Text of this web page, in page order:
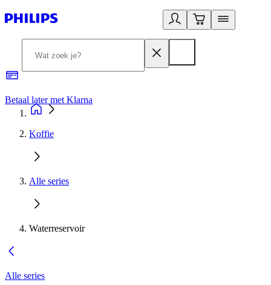
Betaal later met Klarna
Koffie
Alle series
Waterreservoir
Alle series